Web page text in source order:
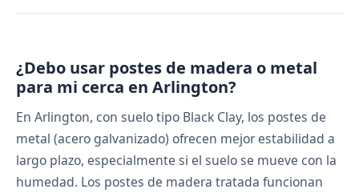
¿Debo usar postes de madera o metal
para mi cerca en Arlington?
En Arlington, con suelo tipo Black Clay, los postes de
metal (acero galvanizado) ofrecen mejor estabilidad a
largo plazo, especialmente si el suelo se mueve con la
humedad. Los postes de madera tratada funcionan